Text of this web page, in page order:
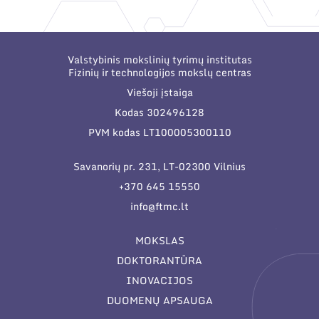
organizacijose bei asociacijose
Valstybinis mokslinių tyrimų institutas
Fizinių ir technologijos mokslų centras
Viešoji įstaiga
Kodas 302496128
PVM kodas LT100005300110
Savanorių pr. 231, LT-02300 Vilnius
+370 645 15550
info@ftmc.lt
MOKSLAS
DOKTORANTŪRA
INOVACIJOS
DUOMENŲ APSAUGA